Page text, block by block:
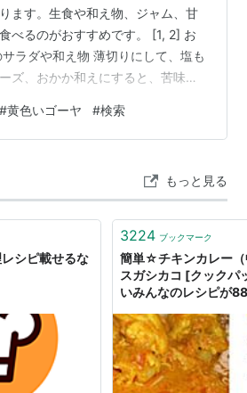
ます。生食や和え物、ジャム、甘
べるのがおすすめです。 [1, 2] お
ラダや和え物 薄切りにして、塩も
ズ、おかか和えにすると、苦味が
め、砂糖とレモン汁で煮詰めてジ
ぱい美味しいおやつになります。
甘みがあります。スプーンですく
られます。 [1] スープや和え浸し…
#黄色いゴーヤ #検索
もっと見る
シピ載せるな
3224 ブックマーク
簡単☆チキンカレー
スガシカコ [クックパ
いみんなのレシピが